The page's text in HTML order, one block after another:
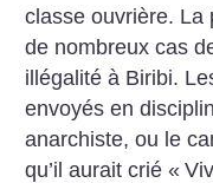
classe ouvrière. La
de nombreux cas
illégalité à Biribi.
envoyés en
anarchiste, ou le
qu’il aurait crié «